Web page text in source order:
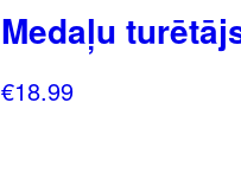
Medaļu
€18.99